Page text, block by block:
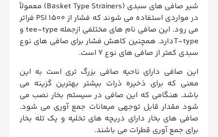
شیر صافی های سبدی (Basket Type Strainers) معمولاً
در مواردی استفاده می شوند که فشار از 1500 PSI فراتر
می رود. این صافی نام ‌های مختلفی ازجمله tee-type و
T-typeدارد. همچنین کاهش فشار برای صافی های نوع
سبدی کمتر از صافی های نوع Y است.
این صافی دارای ناحیه صافی بزرگ تری است به این
معنی که برای ذخیره ذرات بیشتر بهترین گزینه می
باشد. هنگامی که این صافی در سیستم بخار نصب می
شود مقدار قابل توجهی میعانات جمع آوری می شود.
صافی های بخار دارای دریچه های تخلیه و یک تله بخار
برای جمع آوری قطرات می باشند.